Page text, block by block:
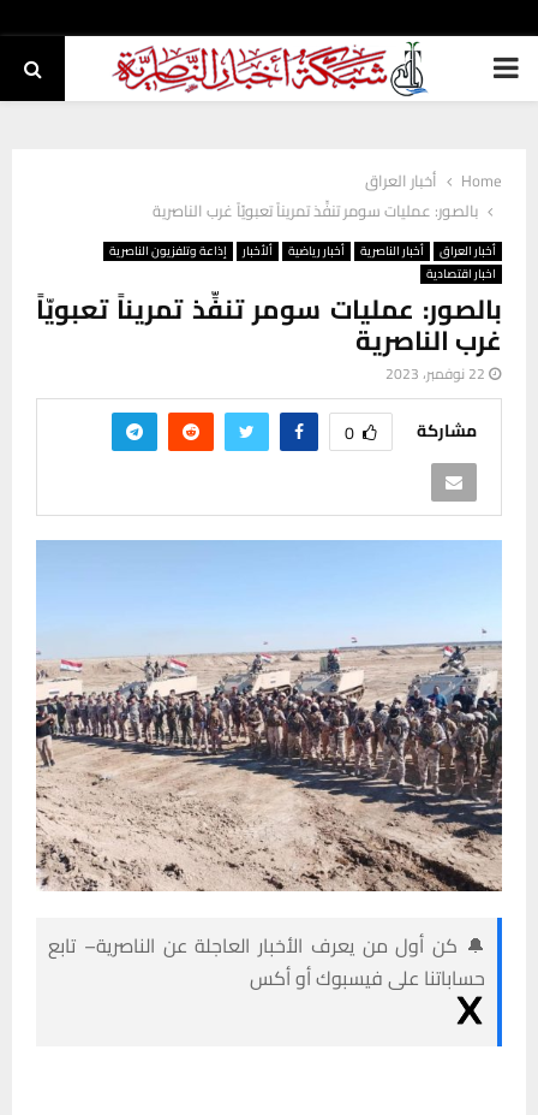
PRIMARY
Home
أخبار العراق
بالصور: عمليات سومر تنفِّذ تمريناً تعبويّاً غرب الناصرية
أخبار العراق أخبار الناصرية أخبار رياضية ألأخبار
إذاعة وتلفزيون الناصرية
اخبار اقتصادية
بالصور: عمليات سومر تنفِّذ تمريناً تعبويّاً
غرب الناصرية
22 نوفمبر، 2023
مشاركة 0
🔔 كن أول من يعرف الأخبار العاجلة عن الناصرية– تابع
حساباتنا على فيسبوك أو أكس